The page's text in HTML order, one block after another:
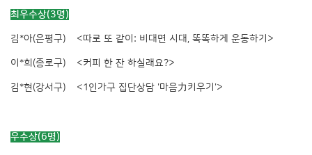
최우수상(3명)
김*아(은평구) <따로 또 같이: 비대면 시대, 똑똑하게 운동하기>
이*희(종로구) <커피 한 잔 하실래요?>
김*현(강서구) <1인가구 집단상담 '마음力키우기'>
우수상(6명)